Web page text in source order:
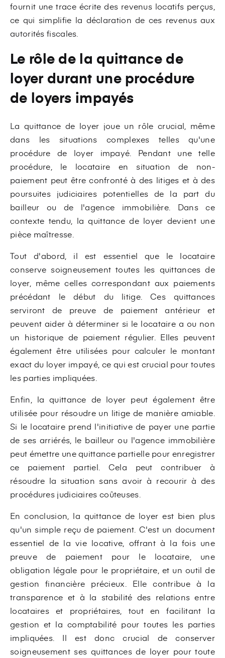
fournit une trace écrite des revenus locatifs perçus,
ce qui simplifie la déclaration de ces revenus aux
autorités fiscales.
Le rôle de la quittance de
loyer durant une procédure
de loyers impayés
La quittance de loyer joue un rôle crucial, même
dans les situations complexes telles qu'une
procédure de loyer impayé. Pendant une telle
procédure, le locataire en situation de non-
paiement peut être confronté à des litiges et à des
poursuites judiciaires potentielles de la part du
bailleur ou de l'agence immobilière. Dans ce
contexte tendu, la quittance de loyer devient une
pièce maîtresse.
Tout d'abord, il est essentiel que le locataire
conserve soigneusement toutes les quittances de
loyer, même celles correspondant aux paiements
précédant le début du litige. Ces quittances
serviront de preuve de paiement antérieur et
peuvent aider à déterminer si le locataire a ou non
un historique de paiement régulier. Elles peuvent
également être utilisées pour calculer le montant
exact du loyer impayé, ce qui est crucial pour toutes
les parties impliquées.
Enfin, la quittance de loyer peut également être
utilisée pour résoudre un litige de manière amiable.
Si le locataire prend l'initiative de payer une partie
de ses arriérés, le bailleur ou l'agence immobilière
peut émettre une quittance partielle pour enregistrer
ce paiement partiel. Cela peut contribuer à
résoudre la situation sans avoir à recourir à des
procédures judiciaires coûteuses.
En conclusion, la quittance de loyer est bien plus
qu'un simple reçu de paiement. C'est un document
essentiel de la vie locative, offrant à la fois une
preuve de paiement pour le locataire, une
obligation légale pour le propriétaire, et un outil de
gestion financière précieux. Elle contribue à la
transparence et à la stabilité des relations entre
locataires et propriétaires, tout en facilitant la
gestion et la comptabilité pour toutes les parties
impliquées. Il est donc crucial de conserver
soigneusement ses quittances de loyer pour toute